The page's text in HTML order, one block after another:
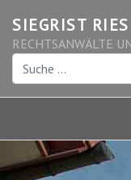
SIEGRIST
RECHTSANWÄLTE
Suchen